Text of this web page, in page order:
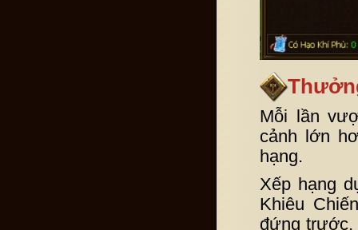
Mỗi lần
cảnh lớn
hạng.
Xếp hạng
Khiêu
đứng trước,